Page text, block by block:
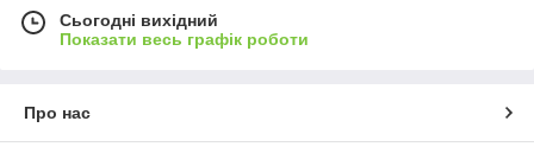
Сьогодні вихідний
Показати весь графік роботи
Про нас